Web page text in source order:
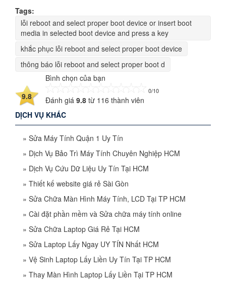
Tags:
lỗi reboot and select proper boot device or insert boot
media in selected boot device and press a key
khắc phục lỗi reboot and select proper boot device
thông báo lỗi reboot and select proper boot d
9.8
Bình chọn của bạn
0/10
Đánh giá 9.8 từ 116 thành viên
DỊCH VỤ KHÁC
» Sửa Máy Tính Quận 1 Uy Tín
» Dịch Vụ Bảo Trì Máy Tính Chuyên Nghiệp HCM
» Dịch Vụ Cứu Dữ Liệu Uy Tín Tại HCM
» Thiết kế website giá rẻ Sài Gòn
» Sửa Chữa Màn Hình Máy Tính, LCD Tại TP HCM
» Cài đặt phần mềm và Sửa chữa máy tính online
» Sửa Chữa Laptop Giá Rẻ Tại HCM
» Sửa Laptop Lấy Ngay UY TÍN Nhất HCM
» Vệ Sinh Laptop Lấy Liền Uy Tín Tại TP HCM
» Thay Màn Hình Laptop Lấy Liền Tại TP HCM